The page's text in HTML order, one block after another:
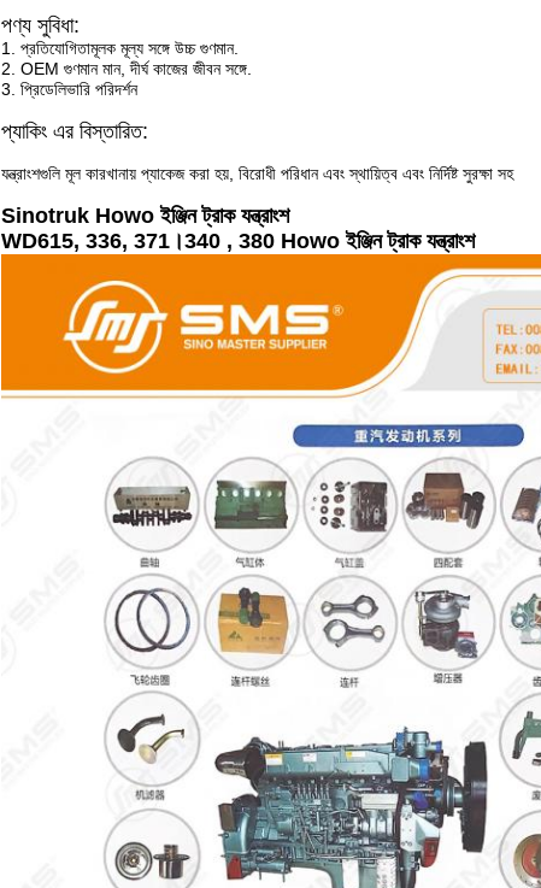
পণ্য সুবিধা:
1. প্রতিযোগিতামূলক মূল্য সঙ্গে উচ্চ গুণমান.
2. OEM গুণমান মান, দীর্ঘ কাজের জীবন সঙ্গে.
3. প্রিডেলিভারি পরিদর্শন
প্যাকিং এর বিস্তারিত:
যন্ত্রাংশগুলি মূল কারখানায় প্যাকেজ করা হয়, বিরোধী পরিধান এবং স্থায়িত্ব এবং নির্দিষ্ট সুরক্ষা সহ
Sinotruk Howo ইঞ্জিন ট্রাক যন্ত্রাংশ
WD615, 336, 371।340 , 380 Howo ইঞ্জিন ট্রাক যন্ত্রাংশ